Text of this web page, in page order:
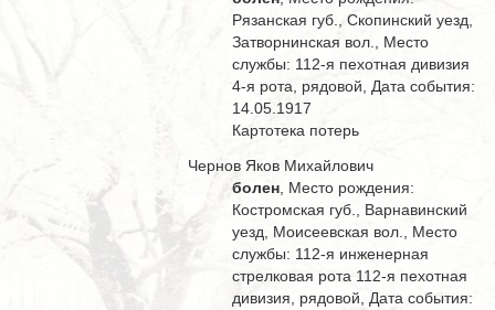
Рязанская губ., Скопинский уезд,
Затворнинская вол., Место
службы: 112-я пехотная дивизия
4-я рота, рядовой, Дата события:
14.05.1917
Картотека потерь
Чернов Яков Михайлович
болен , Место рождения:
Костромская губ., Варнавинский
уезд, Моисеевская вол., Место
службы: 112-я инженерная
стрелковая рота 112-я пехотная
дивизия, рядовой, Дата события: